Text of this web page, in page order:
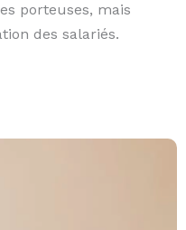
porteuses, mais
des salariés.